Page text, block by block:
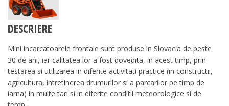
DESCRIERE
Mini incarcatoarele frontale sunt produse in Slovacia de peste
30 de ani, iar calitatea lor a fost dovedita, in acest timp, prin
testarea si utilizarea in diferite activitati practice (in constructii,
agricultura, intretinerea drumurilor si a parcarilor pe timp de
iarna) in multe tari si in diferite conditii meteorologice si de